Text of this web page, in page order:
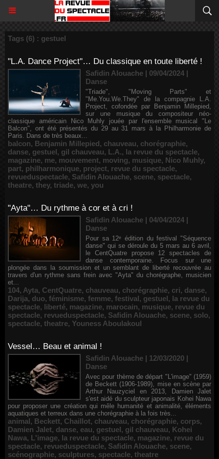
Tags (6) : gestuel
"L.A. Dance Project"… Du classique en toute liberté !
Safidin Alouache | 09/04/2024 |
Danse
"Triade", "Moving Parts" et
"Me.You.We.They" de la compagnie L.A.
Project, cofondée par Benjamin Millepied,
sur une musique du compositeur néo-
classique américain Nico Muhly jouée par l'ensemble musical "Le
Balcon", ont été présentés du 29 au 31 mars à la Philharmonie de
Paris. Dans de très beaux...
balcon, Benjamin Millepied, chauveau, chorégraphie,
danse, gestuel, gil chauveau, L.A., la revue du spectacle,
magazine, me, mouvement, moving, musique, Nico Muhly,
part, philharmonique, project, revue du spectacle,
revueduspectacle, Safidin Alouache, scene, spectacle,
theatre, they, triade, we, you
"Ayta"… Du rythme à cor et à cri !
Safidin Alouache | 04/04/2024 |
Danse
Pour sa 12ᵉ édition du festival "Séquence
danse" qui se déroule du 5 mars au 6 avril,
le CentQuatre propose 12 spectacles de
danse contemporaine. Focus sur une
plongée dans la soumission et un semblant de liberté recouvrée au
travers d'un rythme sans frein avec "Ayta" du chorégraphe, musicien
et...
104, Ayta, CentQuatre, chauveau, chorégraphie, cri, danse,
Darija, duo, féminisme, femme, festival, gestuel, la revue du
spectacle, liberté, magazine, marocain, musique, revue du
spectacle, revueduspectacle, Safidin Alouache, scene, solo,
spectacle, theatre, Youness Aboulakoul
Vessel… Beau et animal !
Safidin Alouache | 12/03/2020 |
Danse
Avec pour thème de départ "L'image" (1959)
de Beckett (1906-1989), mise en scène par
Arthur Nauzyciel en 2013, Damien Jalet
s'est aidé du sculpteur japonais Kohei Nawa
pour proposer une création qui mêle humanité et animalité, éléments
aquatiques et terreux dans une chorégraphie à la fois très...
animal, Beckett, Chaillot, chauveau, chorégraphie, corps,
Damien Jalet, danse, eau, gestuel, gil chauveau, Kohei
Nawa, L'image, la revue du spectacle, magazine, revue du
spectacle, revueduspectacle, Safidin Alouache, scene,
scénographie, sculptures, spectacle, theatre